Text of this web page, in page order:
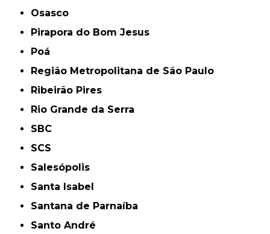
Osasco
Pirapora do Bom Jesus
Poá
Região Metropolitana de São Paulo
Ribeirão Pires
Rio Grande da Serra
SBC
SCS
Salesópolis
Santa Isabel
Santana de Parnaíba
Santo André